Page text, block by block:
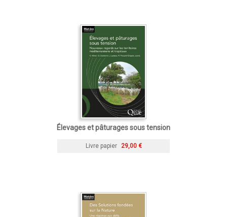
Élevages et pâturages sous tension
Livre papier 29,00 €